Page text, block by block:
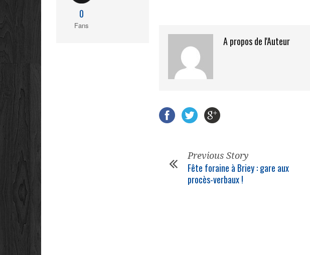
A propos de l'Auteur
Previous Story
Fête foraine à Briey : gare aux
procès-verbaux !
0
Fans